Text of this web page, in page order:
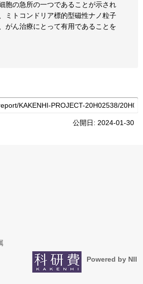
胞の急所の一つであることが示され
ミトコンドリア標的型磁性ナノ粒子
がん治療にとって有用であることを
公開日: 2024-01-30
Powered by NII